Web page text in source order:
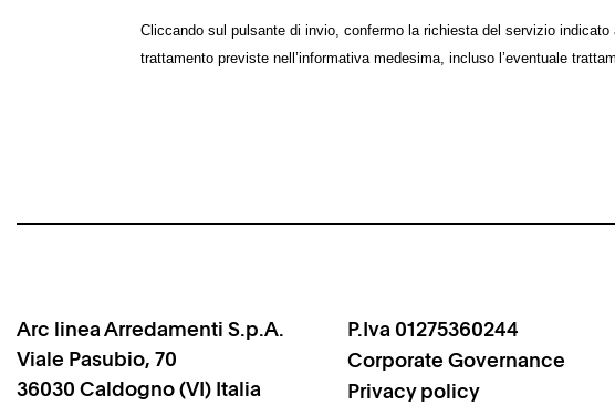
Cliccando sul pulsante di invio, confermo la richiesta del servizio
trattamento previste nell’informativa medesima, incluso l’eventuale
Arc linea Arredamenti S.p.A.
Viale Pasubio, 70
36030 Caldogno(VI) Italia
P.Iva 01275360244
Corporate Governance
Privacy policy